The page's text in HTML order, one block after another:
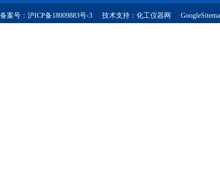
备案号： 沪ICP备18009883号-3 技术支持： 化工仪器网